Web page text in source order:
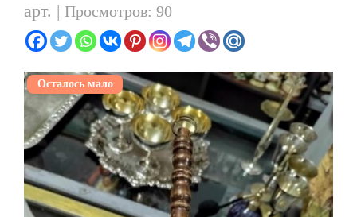
арт. | Просмотров: 90
Осталось мало